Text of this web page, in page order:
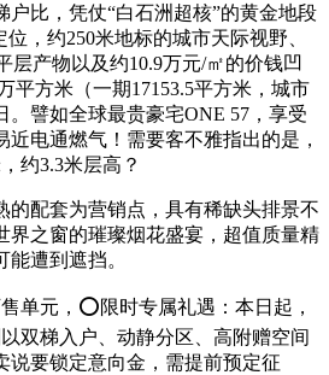
比，凭仗“白石洲超核”的黄金地段
，约250米地标的城市天际视野、
层产物以及约10.9万元/㎡的价钱凹
平方米（一期17153.5平方米，城市
。譬如全球最贵豪宅ONE 57，享受
电通燃气！需要客不雅指出的是，
约3.3米层高？
配套为营销点，具有稀缺头排景不
界之窗的璀璨烟花盛宴，超值质量精
遭到遮挡。
元，⭕限时专属礼遇：本日起，
双梯入户、动静分区、高附赠空间
说要锁定意向金，需提前预定征